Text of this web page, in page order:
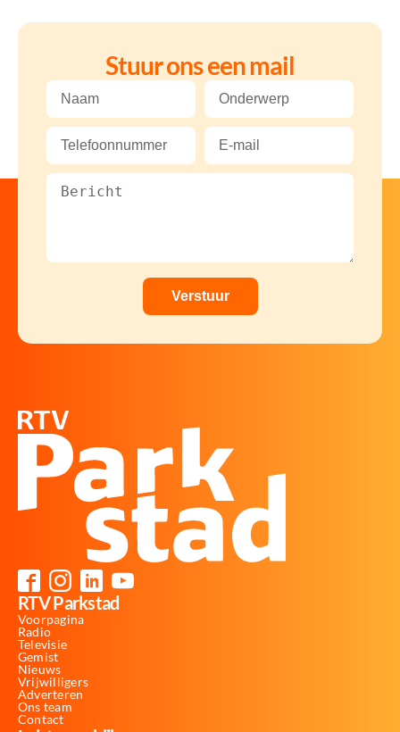
Stuur ons een mail
RTV Parkstad
Voorpagina
Radio
Televisie
Gemist
Nieuws
Vrijwilligers
Adverteren
Ons team
Contact